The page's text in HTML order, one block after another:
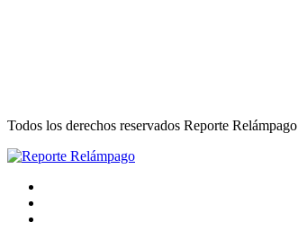
Todos los derechos reservados Reporte Relámpago